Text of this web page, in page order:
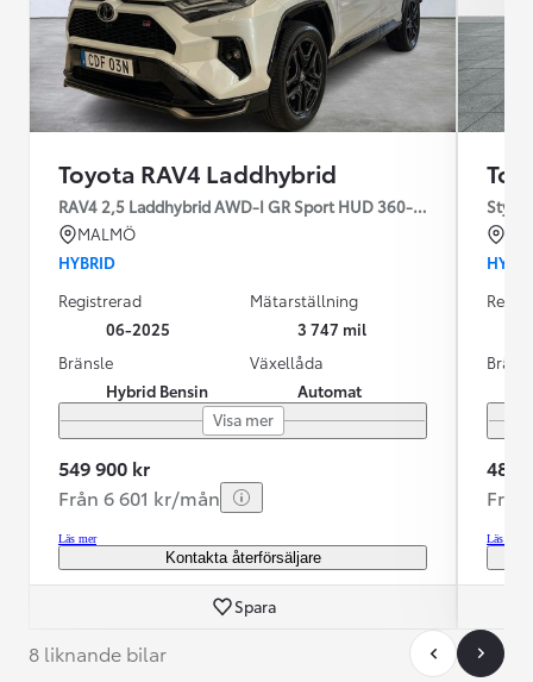
Toyota RAV4 Laddhybrid
RAV4 2,5 Laddhybrid AWD-I GR Sport HUD 360-kamera JBL
MALMÖ
HYBRID
Registrerad
06-2025
Mätarställning
3 747 mil
Bränsle
Hybrid Bensin
Växellåda
Automat
Visa mer
549 900 kr
Från 6 601 kr/mån
Läs mer
Kontakta återförsäljare
Spara
Style
489
Läs mer
8 liknande bilar